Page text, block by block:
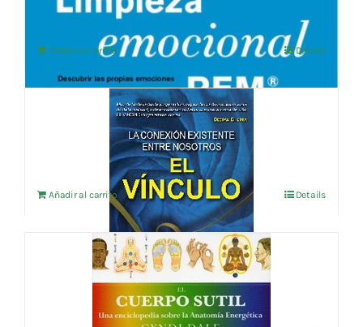
Añadir al carrito Details
EL VINCULO
IVA no incluído
Añadir al carrito Details
EL CUERPO SUTIL
IVA no incluído